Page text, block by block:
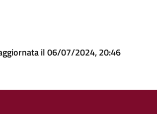
il 06/07/2024, 20:46